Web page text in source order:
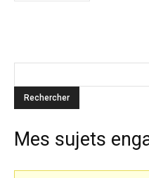
Mes sujets